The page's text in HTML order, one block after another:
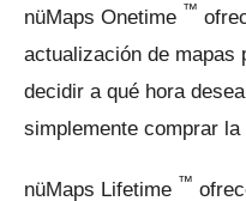
nüMaps Onetime ™
actualización de mapas
decidir a qué hora
simplemente comprar
nüMaps Lifetime ™